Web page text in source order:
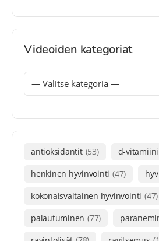
Videoiden kategoriat
antioksidantit (53) d-vitamiini
henkinen hyvinvointi (47)
kokonaisvaltainen hyvinvointi (47)
palautuminen (77)